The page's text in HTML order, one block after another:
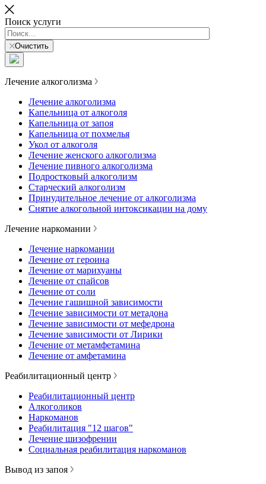
Поиск услуги
Очистить
Лечение алкоголизма
Лечение алкоголизма
Капельница от алкоголя
Капельница от запоя
Капельница от похмелья
Укол от алкоголя
Лечение женского алкоголизма
Лечение пивного алкоголизма
Подростковый алкоголизм
Старческий алкоголизм
Принудительное лечение от алкоголизма
Снятие алкогольной интоксикации на дому
Лечение наркомании
Лечение наркомании
Лечение от героина
Лечение от марихуаны
Лечение от спайсов
Лечение от соли
Лечение гашишной зависимости
Лечение зависимости от метадона
Лечение зависимости от мефедрона
Лечение зависимости от Лирики
Лечение от метамфетамина
Лечение от амфетамина
Реабилитационный центр
Реабилитационный центр
Алкоголиков
Наркоманов
Реабилитация "12 шагов"
Лечение шизофрении
Социальная реабилитация наркоманов
Вывод из запоя